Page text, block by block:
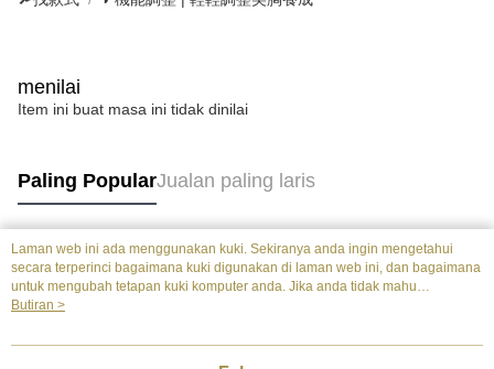
menilai
Item ini buat masa ini tidak dinilai
Paling PopularJualan paling laris
Tag Popular
Laman web ini ada menggunakan kuki. Sekiranya anda ingin mengetahui
secara terperinci bagaimana kuki digunakan di laman web ini, dan bagaimana
untuk mengubah tetapan kuki komputer anda. Jika anda tidak mahu
menggunakan kuki di komputer anda, sila rujuk penerangan mengenai kuki.
mengetahui secara terperinci bagaimana kuki digunakan di laman web ini,
Butiran >